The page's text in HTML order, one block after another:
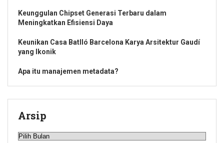
Keunggulan Chipset Generasi Terbaru dalam
Meningkatkan Efisiensi Daya
Keunikan Casa Batlló Barcelona Karya Arsitektur Gaudí
yang Ikonik
Apa itu manajemen metadata?
Arsip
Arsip